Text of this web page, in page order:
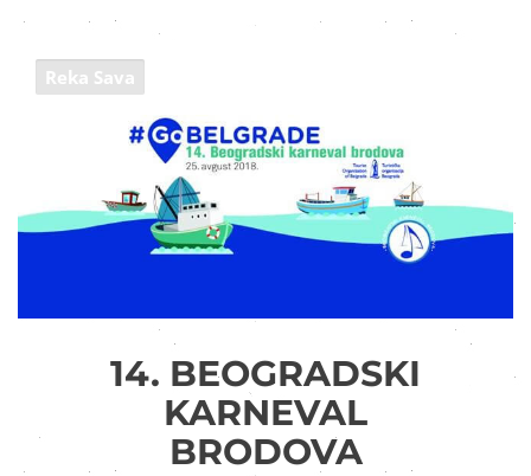
Reka Sava
14. BEOGRADSKI
KARNEVAL
BRODOVA